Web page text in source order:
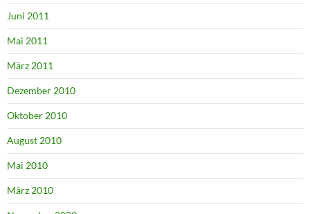
Juni 2011
Mai 2011
März 2011
Dezember 2010
Oktober 2010
August 2010
Mai 2010
März 2010